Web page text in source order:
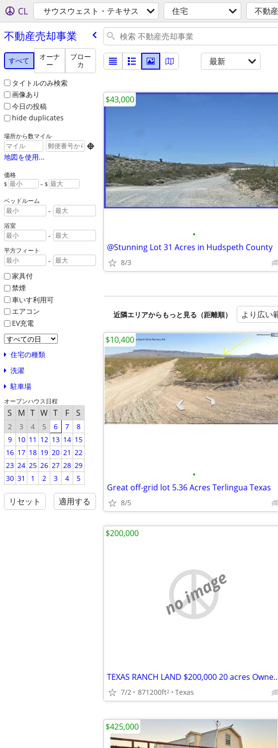
CL サウスウェスト・テキサス 住宅 不動
不動産売却事業
すべて
オーナ
ー
ブロー
カ
タイトルのみ検索
画像あり
今日の投稿
hide duplicates
場所から数マイル

地図を使用...
価格
$ – $
ベッドルーム
-
浴室
-
平方フィート
-
家具付
禁煙
車いす利用可
エアコン
EV充電
住宅の種類
洗濯
駐車場
オープンハウス日程
S M T W T F S
2 3 4 5 6 7
8
9
10 11 12 13 14 15
16 17 18 19 20 21 22
23 24 25 26 27 28 29
30 31 1 2 3 4 5
リセット 適用する
最新
•
@Stunning Lot 31 Acres in Hudspeth County
8/3
$43,000
近隣エリアからもっと見る（距離順） より広い
•
Great off-grid lot 5.36 Acres Terlingua Texas
8/5
$10,400
no image
TEXAS RANCH LAND
7/2 871200ft2 Texas
$200,000
$425,000